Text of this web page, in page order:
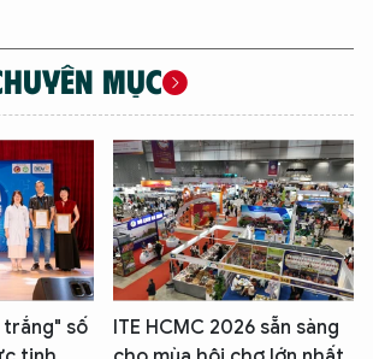
MỤC
trắng" số
ITE HCMC 2026 sẵn sàng